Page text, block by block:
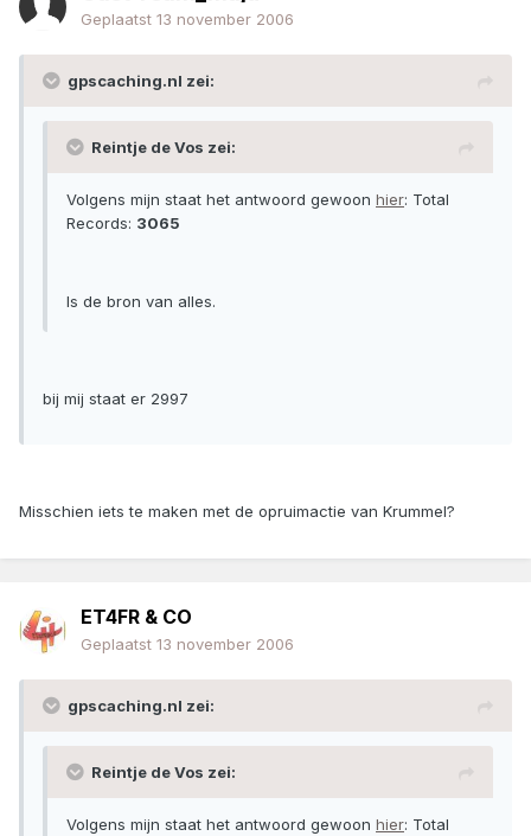
Geplaatst 13 november 2006
gpscaching.nl zei:
Reintje de Vos zei:
Volgens mijn staat het antwoord gewoon hier: Total
Records: 3065
Is de bron van alles.
bij mij staat er 2997
Misschien iets te maken met de opruimactie van Krummel?
ET4FR & CO
Geplaatst 13 november 2006
gpscaching.nl zei:
Reintje de Vos zei:
Volgens mijn staat het antwoord gewoon hier: Total